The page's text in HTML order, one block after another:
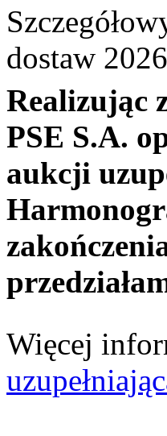
dostaw 2026
Realizując
PSE S.A.
aukcji
Więcej